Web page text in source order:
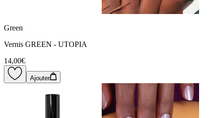
Green
Vernis GREEN - UTOPIA
14,00€
Ajouter